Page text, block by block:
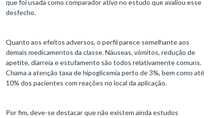
que foi usada como comparador ativo no estudo que avaliou esse
desfecho.
Quanto aos efeitos adversos, o perfil parece semelhante aos
demais medicamentos da classe. Náuseas, vômitos, redução de
apetite, diarreia e estufamento são todos relativamente comuns.
Chama a atenção taxa de hipoglicemia perto de 3%, bem como até
10% dos pacientes com reações no local da aplicação.
Por fim, deve-se destacar que não existem ainda estudos